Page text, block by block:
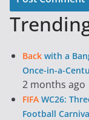
Back with a
Once-in-a-
2 months ago
FIFA WC26:
Football